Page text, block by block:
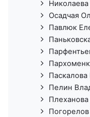
Осадчая
Павлюк
Паскалова
Пелин